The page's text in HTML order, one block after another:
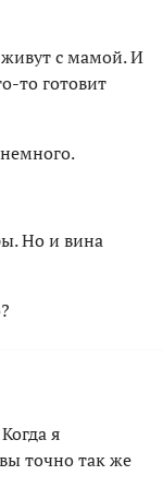
с мамой. И
то готовит
Но и вина
я
точно так же